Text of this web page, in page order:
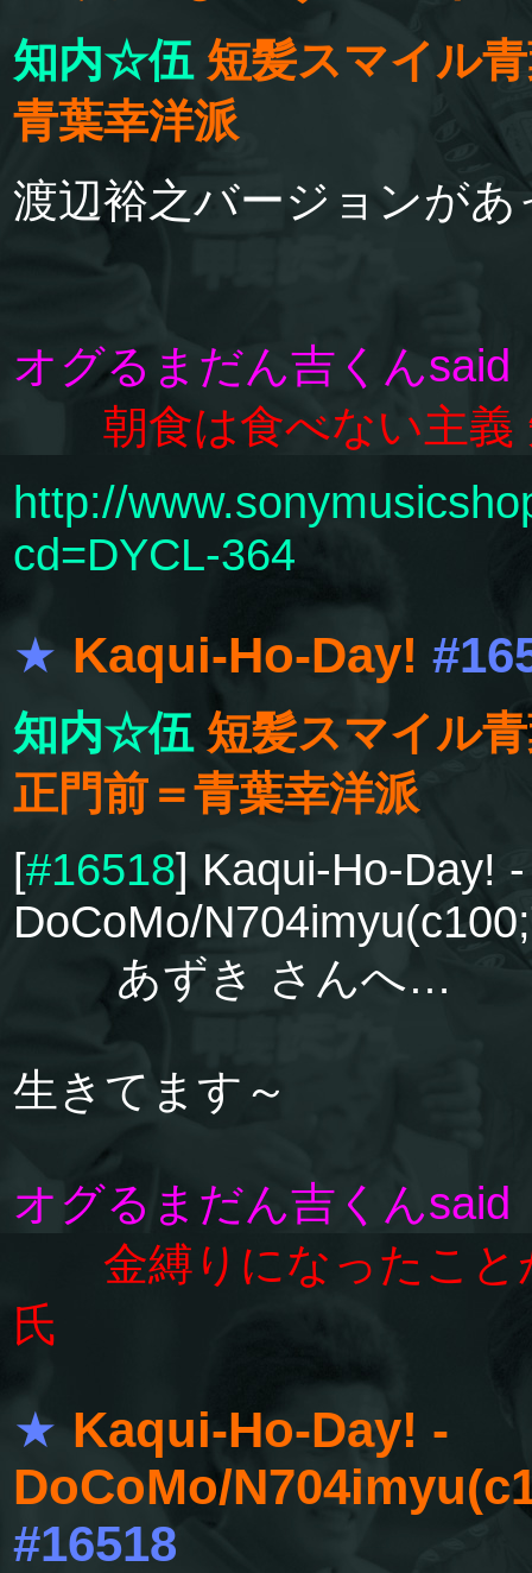
知内☆伍 短髪スマイル
青葉幸洋派
渡辺裕之バージョンが
オグるまだん吉くんsaid
朝食は食べない主
http://
cd=DYCL-364
★ Kaqui-Ho-Day!
知内☆伍 短髪スマイル
正門前＝青葉幸洋派
[#16518] Kaqui-Ho-Day! -
DoCoMo/
あずき さんへ…
生きてます～
オグるまだん吉くんsaid
金縛りになったこ
氏
★ Kaqui-Ho-Day! -
DoCoMo/
#16518